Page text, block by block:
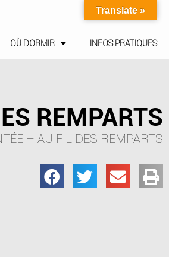
OÙ DORMIR INFOS PRATIQUES
REMPARTS
– AU FIL DES REMPARTS
Translate »